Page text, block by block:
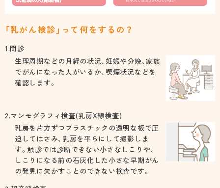
「乳がん検診」って何をするの？
1.問診
生理周期などの月経の状況、妊娠や分娩、家族
でがんになった人がいるか、喫煙状況などを
確認します。
2.マンモグラフィ検査(乳房X線検査)
乳房を片方ずつプラスチックの透明な板で圧
迫してはさみ、乳房を平らにして撮影しま
す。触診では診断できない小さなしこりや、
しこりになる前の石灰化した小さな早期がん
の発見に欠かすことのできない検査です。